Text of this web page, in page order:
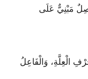
مَبْنِيٌّ عَلَى
الْعِلَّةِ، وَالْفَاعِلُ